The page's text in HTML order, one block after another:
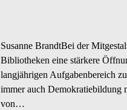
Susanne BrandtBei der
Bibliotheken eine stärkere
langjährigen Aufgabenbereich
immer auch Demokratiebildung
von…